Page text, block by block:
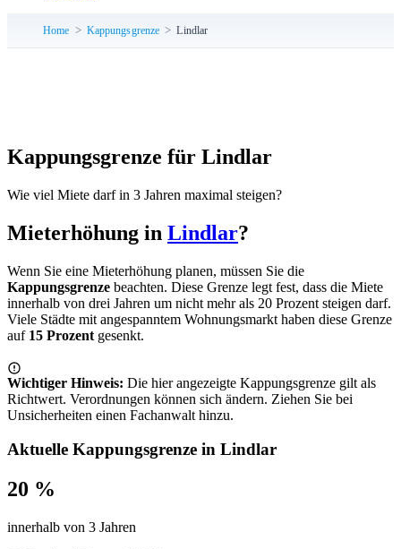
Home Kappungsgrenze Lindlar
Kappungsgrenze für Lindlar
Wie viel Miete darf in 3 Jahren maximal steigen?
Mieterhöhung in Lindlar?
Wenn Sie eine Mieterhöhung planen, müssen Sie die
Kappungsgrenze beachten. Diese Grenze legt fest, dass die Miete
innerhalb von drei Jahren um nicht mehr als 20 Prozent steigen darf.
Viele Städte mit angespanntem Wohnungsmarkt haben diese Grenze
auf 15 Prozent gesenkt.
Wichtiger Hinweis: Die hier angezeigte Kappungsgrenze gilt als
Richtwert. Verordnungen können sich ändern. Ziehen Sie bei
Unsicherheiten einen Fachanwalt hinzu.
Aktuelle Kappungsgrenze in Lindlar
20 %
innerhalb von 3 Jahren